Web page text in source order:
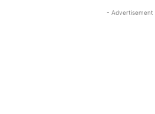
- Advertisement